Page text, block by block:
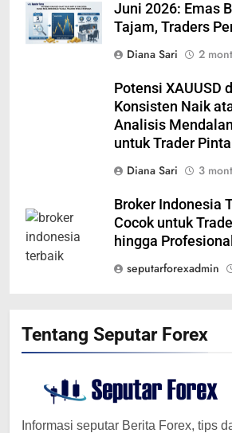
Juni 2026: Emas
Tajam, Traders
Diana Sari
2
Potensi XAUUSD
Konsisten Naik
Analisis
untuk Trader
Diana Sari
3
Broker Indonesia
Cocok untuk
hingga Profesional
seputarforexadmin
Tentang Seputar Forex
Informasi seputar Berita Forex, tips